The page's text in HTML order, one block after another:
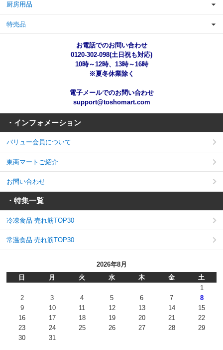
厨房用品
特売品
お電話でのお問い合わせ
0120-302-098(土日祝も対応)
10時～12時、13時～16時
※夏冬休業除く
電子メールでのお問い合わせ
support@toshomart.com
・インフォメーション
バリュー会員について
東商マートご紹介
お問い合わせ
・特集一覧
冷凍食品 売れ筋TOP30
常温食品 売れ筋TOP30
2026年8月
日
月 火 水 木 金
土
1
2
3 4 5 6 7
8
9
10 11 12 13 14
15
16
17 18 19 20 21
22
23
24 25 26 27 28
29
30
31